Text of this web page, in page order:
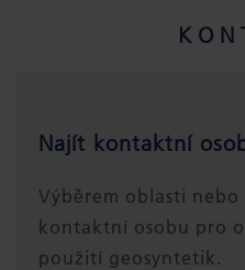
Najít kontaktní
Výběrem oblasti nebo
kontaktní osobu pro
použití geosyntetik.